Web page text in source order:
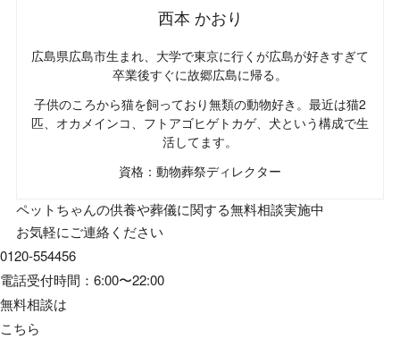
西本 かおり
広島県広島市生まれ、大学で東京に行くが広島が好きすぎて
卒業後すぐに故郷広島に帰る。
子供のころから猫を飼っており無類の動物好き。最近は猫2
匹、オカメインコ、フトアゴヒゲトカゲ、犬という構成で生
活してます。
資格：動物葬祭ディレクター
ペットちゃんの供養や葬儀に関する無料相談実施中
お気軽にご連絡ください
0120-554456
電話受付時間：6:00〜22:00
無料相談は
こちら